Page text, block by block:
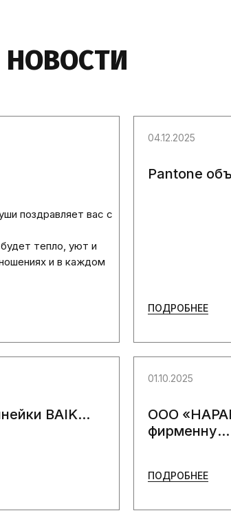
поздравляет вас c
тепло, уют и
и в каждом
04.12.2025
Pantone
ПОДРОБНЕЕ
BAIK...
01.10.2025
ООО
фирменну...
ПОДРОБНЕЕ